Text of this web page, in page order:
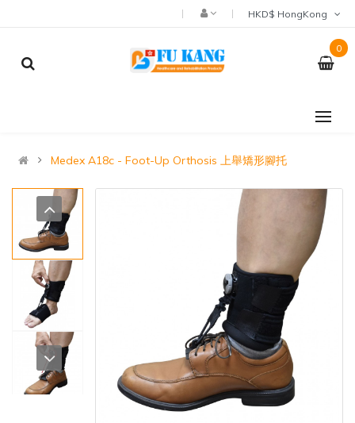
0
Medex A18c - Foot-Up Orthosis 上舉矯形腳托